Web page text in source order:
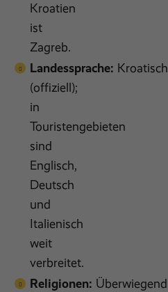
Kroatien
ist
Zagreb.
Landessprache: Kroatisch
(offiziell);
in
Touristengebieten
sind
Englisch,
Deutsch
und
Italienisch
weit
verbreitet.
Religionen: Überwiegend